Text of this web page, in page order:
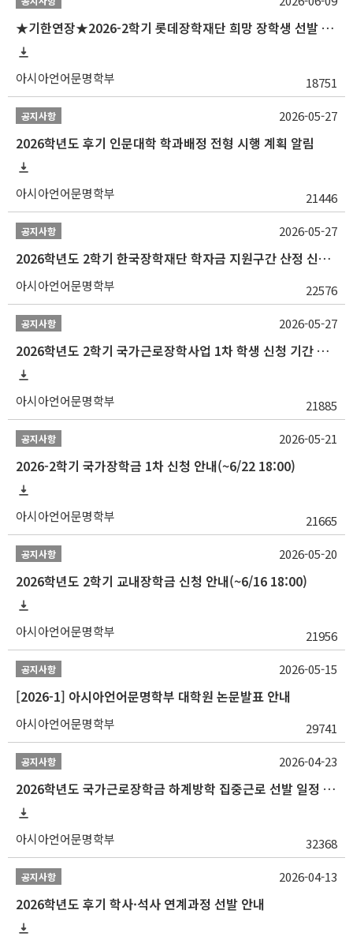
★기한연장★2026-2학기 롯데장학재단 희망 장학생 선발 안내(~6/15
아시아언어문명학부 18751
공지사항
2026학년도 후기 인문대학 학과배정 전형 시행 계획 알림
아시아언어문명학부 21446
2026-05-27
공지사항
2026학년도 2학기 한국장학재단 학자금 지원구간 산정 신청 안내
아시아언어문명학부 22576
2026-05-27
공지사항
2026학년도 2학기 국가근로장학사업 1차 학생 신청 기간 안내
아시아언어문명학부 21885
2026-05-27
공지사항
2026-2학기 국가장학금 1차 신청 안내(~6/22 18:00)
아시아언어문명학부 21665
2026-05-21
공지사항
2026학년도 2학기 교내장학금 신청 안내(~6/16 18:00)
아시아언어문명학부 21956
2026-05-20
공지사항
[2026-1] 아시아언어문명학부 대학원 논문발표 안내
아시아언어문명학부 29741
2026-05-15
공지사항
2026학년도 국가근로장학금 하계방학 집중근로 선발 일정 안내
아시아언어문명학부 32368
2026-04-23
공지사항
2026학년도 후기 학사·석사 연계과정 선발 안내
2026-04-13